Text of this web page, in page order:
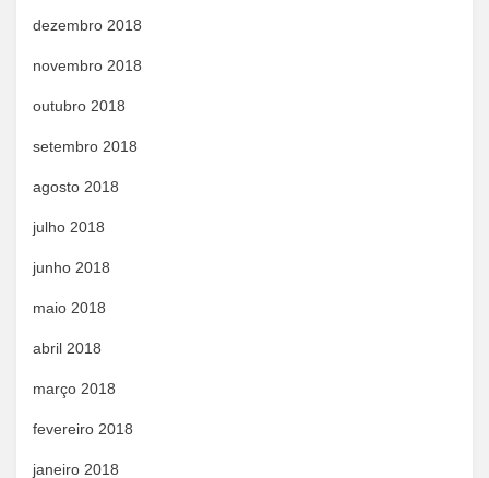
dezembro 2018
novembro 2018
outubro 2018
setembro 2018
agosto 2018
julho 2018
junho 2018
maio 2018
abril 2018
março 2018
fevereiro 2018
janeiro 2018